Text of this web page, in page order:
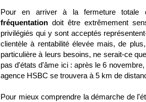
Pour en arriver à la fermeture
fréquentation doit être extrêmement
privilégiés qui y sont acceptés
clientèle à rentabilité élevée mais, de
particulière à leurs besoins, ne serait-ce
pas d'états d'âme ici : après le 6
agence HSBC se trouvera à 5 km de
Pour mieux comprendre la démarche de